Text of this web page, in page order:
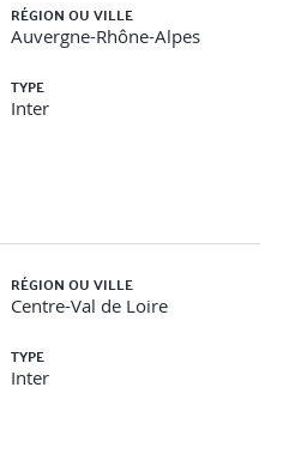
une politique de sécurité
et performance
un plan de sensibilisation
ISO 27001
RÉGION OU VILLE
Auvergne-Rhône-Alpes
TYPE
Inter
RÉGION OU VILLE
Centre-Val de Loire
TYPE
Inter